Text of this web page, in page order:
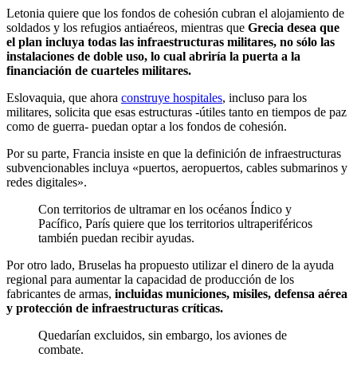
Letonia quiere que los fondos de cohesión cubran el alojamiento de
soldados y los refugios antiaéreos, mientras que Grecia desea que
el plan incluya todas las infraestructuras militares, no sólo las
instalaciones de doble uso, lo cual abriría la puerta a la
financiación de cuarteles militares.
Eslovaquia, que ahora construye hospitales, incluso para los
militares, solicita que esas estructuras -útiles tanto en tiempos de paz
como de guerra- puedan optar a los fondos de cohesión.
Por su parte, Francia insiste en que la definición de infraestructuras
subvencionables incluya «puertos, aeropuertos, cables submarinos y
redes digitales».
Con territorios de ultramar en los océanos Índico y
Pacífico, París quiere que los territorios ultraperiféricos
también puedan recibir ayudas.
Por otro lado, Bruselas ha propuesto utilizar el dinero de la ayuda
regional para aumentar la capacidad de producción de los
fabricantes de armas, incluidas municiones, misiles, defensa aérea
y protección de infraestructuras críticas.
Quedarían excluidos, sin embargo, los aviones de
combate.